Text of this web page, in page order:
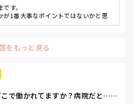
は病棟勤務よりも外来とか健診セ
では？ウチの部署もスタッフが足
りない。前向きに捉えて看護師は
部署は決まってませんが、異動確
ったことは自分でも反省していま
たいなと思っています。
す。
が1番大事なポイントではないかと思
しくても、人間関係は良好でも、どう
た病棟とは全然違う業務になるの
みたい気持ちがあるのであれば、ご
異動で行きたくない場所に行かされて
をもっと見る
で働かれてますか？病院だと…や